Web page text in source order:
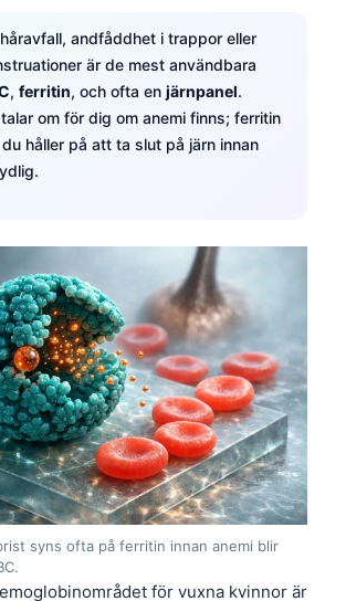
andfåddhet i trappor eller
är de mest användbara
, ferritin, och ofta en järnpanel.
om för dig om anemi finns; ferritin
håller på att ta slut på järn innan
syns ofta på ferritin innan anemi blir
för vuxna kvinnor är